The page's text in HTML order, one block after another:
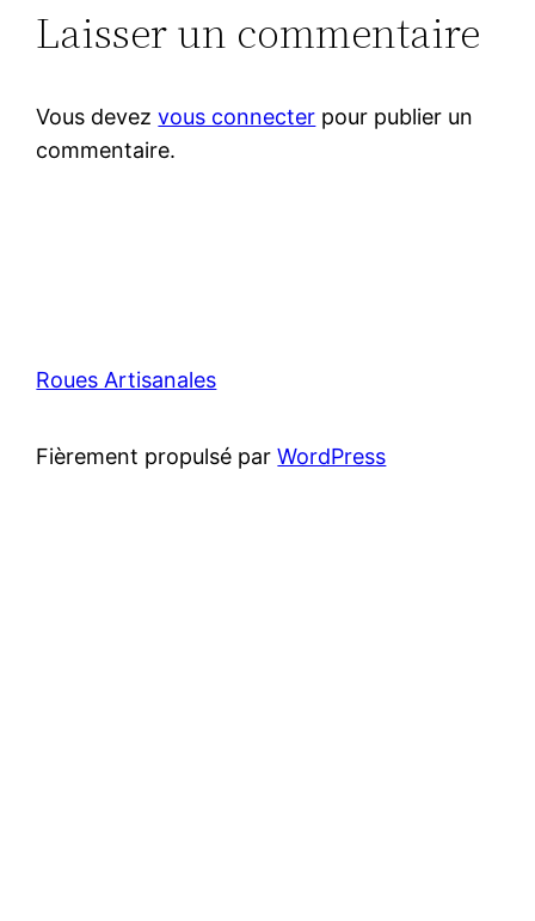
Laisser un commentaire
Vous devezvous connecter pour publier un
commentaire.
Roues Artisanales
Fièrement propulsé parWordPress